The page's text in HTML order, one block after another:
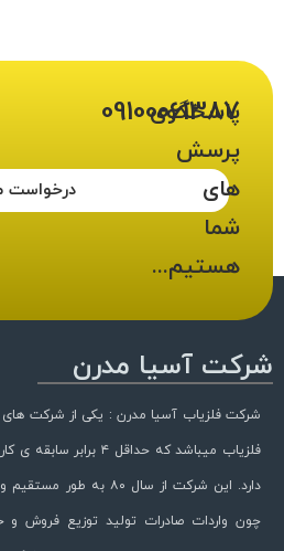
درخواست
پاسخگوی
پرسش
های
شما
هستیم...
09100061387
شرکت آسیا مدرن
شرکت فلزیاب آسیا مدرن : یکی از شرکت
فلزیاب میباشد که حداقل
دارد. این شرکت از سال ۸۰
چون واردات صادرات تولید توزیع فروش و